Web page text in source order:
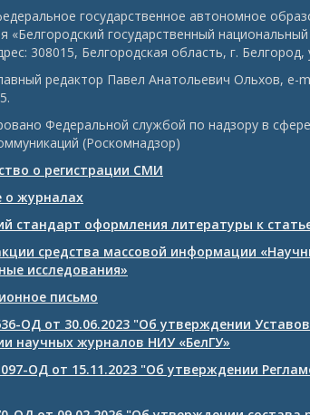
государственное автономное
«Белгородский государственный
308015, Белгородская область, г.
редактор Павел Анатольевич Ольхов, e-
Федеральной службой по надзору в
(Роскомнадзор)
о регистрации СМИ
о журналах
стандарт оформления литературы к
средства массовой информации
исследования»
письмо
ОД от 30.06.2023 "Об утверждении
научных журналов НИУ «БелГУ»
ОД от 15.11.2023 "Об утверждении